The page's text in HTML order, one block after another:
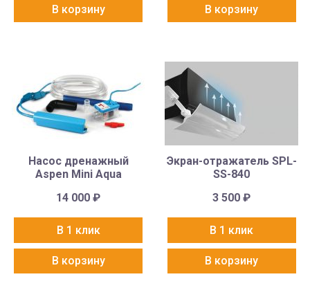
В корзину В корзину
Насос дренажный
Aspen Mini Aqua
14 000₽
В 1 клик
В корзину
Экран-отражатель SPL-
SS-840
3 500₽
В 1 клик
В корзину